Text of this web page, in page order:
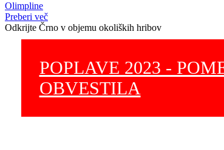
Olimpline
Preberi več
Odkrijte Črno v objemu okoliških hribov
POPLAVE 2023 -
OBVESTILA